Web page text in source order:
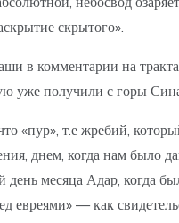
скрытого».
в комментарии на
уже получили с горы
«пур», т.е жребий,
днем, когда нам
месяца Адар, когда
евреями» — как